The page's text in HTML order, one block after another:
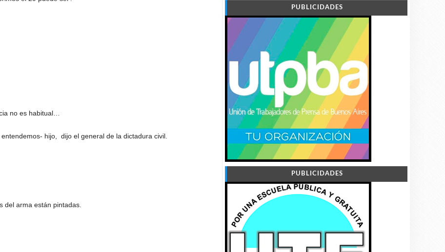
no es habitual…
hijo, dijo el general de la dictadura civil.
del arma están pintadas.
PUBLICIDADES
PUBLICIDADES